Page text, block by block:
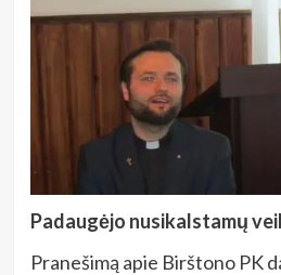
Padaugėjo nusikalstamų
Pranešimą apie Birštono PK